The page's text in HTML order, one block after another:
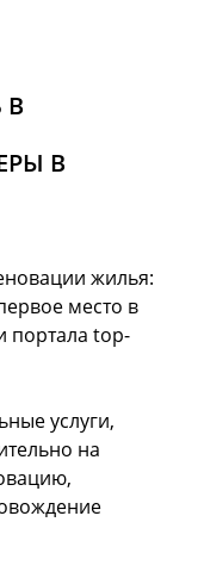
В
жилья:
место в
портала top-
услуги,
на